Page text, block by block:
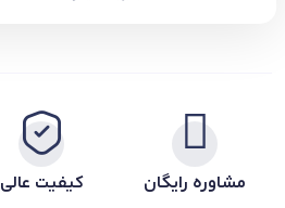
مشاوره رایگان کیفیت عالی